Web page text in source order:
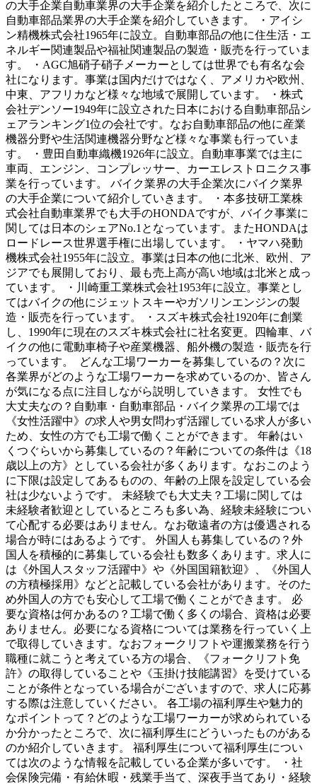
の大手企業自動車業界の大手企業を紹介したところで、次に
自動車部品業界の大手企業を紹介していきます。 ・アイシ
ン精機株式会社1965年に設立。自動車部品の他に住生活・エ
ネルギー関連製品や福祉関連製品の製造・販売を行っていま
す。 ・AGC旭硝子硝子メーカーとしては世界でも有名な会
社になります。事業は国内だけではなく、アメリカや欧州、
中東、アフリカなど様々な地域で展開しています。 ・株式
会社デンソー1949年に設立された日本における自動車部品シ
ェアランキング1位の会社です。なお自動車部品の他に産業
機器分野や生活関連機器分野など様々な事業も行っていま
す。 ・豊田自動車織機1926年に設立。自動車事業では主に
車両、エンジン、コンプレッサー、カーエレストロニクス事
業を行っています。 バイク業界の大手企業次にバイク業界
の大手企業について紹介していきます。 ・本多技研工業株
式会社自動車業界でも大手のHONDAですが、バイク事業に
関しては日本のシェアNo.1となっています。またHONDAは
ロードレース世界選手権に出場しています。 ・ヤマハ発動
機株式会社1955年に設立。事業は日本の他に北米、欧州、ア
ジアでも展開しており、最も売上高が高い地域は北米と成っ
ています。 ・川崎重工業株式会社1953年に設立。事業とし
てはバイクの他にジェットスキーやガソリンエンジンの製
造・販売を行っています。 ・スズキ株式会社1920年に創業
し、1990年に現在のスズキ株式会社に社名変更。四輪車、バ
イクの他に電動車椅子や産業機器、船外機の製造・販売を行
っています。 どんな工場ワーカーを募集しているの？次に
各業界がどのような工場ワーカーを求めているのか、皆さん
が気になる点に注目しながら説明していきます。 女性でも
大丈夫なの？自動車・自動車部品・バイク業界の工場では
《女性活躍中》の求人や男女問わず活躍している求人が多い
ため、女性の方でも工場で働くことができます。 年齢はい
くつぐらいから募集しているの？年齢についての条件は《18
歳以上の方》としている会社が多くあります。なおこのよう
に下限は設定してあるものの、年齢の上限を設定している会
社は少ないようです。 未経験でも大丈夫？工場に関しては
未経験者歓迎としているところも多い為、経験未経験につい
て心配する必要はありません。なお敬遠者の方は優遇される
場合が時にはあるようです。 外国人も募集しているの？外
国人を積極的に募集している会社も数多くあります。求人に
は《外国人スタッフ活躍中》や《外国国籍歓迎》、《外国人
の方積極採用》などと記載している会社があります。そのた
め外国人の方でも安心して工場で働くことができます。 必
要な資格は何かあるの？工場で働く多くの場合、資格は必要
ありません。必要になる資格については業務を行っていく上
で取得していきます。なおフォークリフトや運搬業務を行う
職種に就こうと考えている方の場合、《フォークリフト免
許》の取得していることや《玉掛け技能講習》を受けている
ことが条件となっている場合がございますので、求人に応募
する際は注意していください。 各工場の福利厚生や魅力的
なポイントって？どのような工場ワーカーが求められている
か分かったところで、次に福利厚生にどういったものがある
のか紹介していきます。 福利厚生について福利厚生につい
ては次のような情報を記載している企業が多いです。 ・社
会保険完備・有給休暇・残業手当て、深夜手当てあり・経験